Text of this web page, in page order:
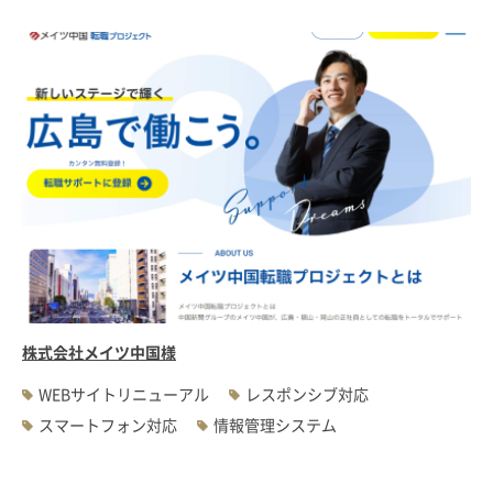
株式会社メイツ中国様
WEBサイトリニューアル
レスポンシブ対応
スマートフォン対応
情報管理システム